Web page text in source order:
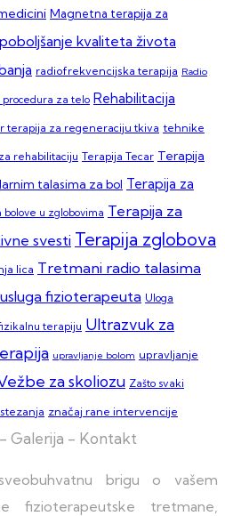
Magnetna terapija za
poboljšanje kvaliteta života
radiofrekvencijska terapija Radio
procedura za telo Rehabilitacija
terapija za regeneraciju tkiva tehnike
rehabilitaciju Terapija Tecar Terapija
talasima za bol Terapija za
bolove u zglobovima Terapija za
svesti Terapija zglobova
lica Tretmani radio talasima
fizioterapeuta Uloga
terapiju Ultrazvuk za
upravljanje bolom upravljanje
za skoliozu Zašto svaki
značaj rane intervencije
brigu o vašem
fizioterapeutske tretmane,